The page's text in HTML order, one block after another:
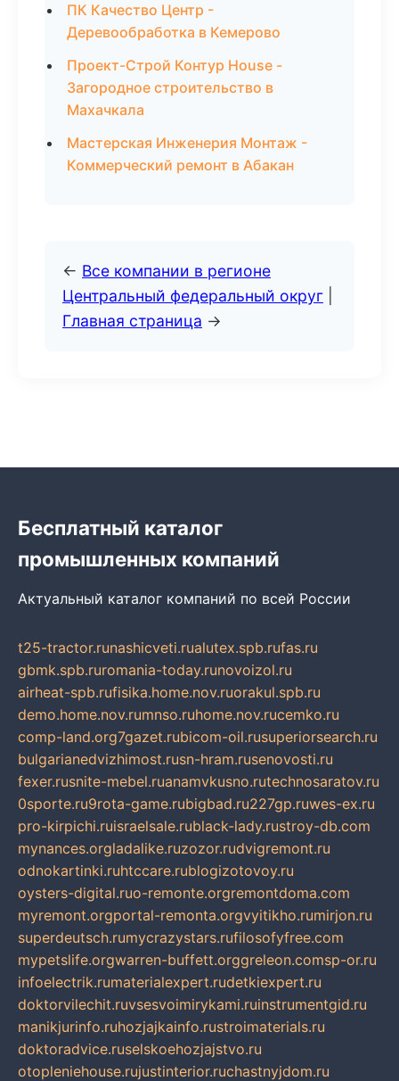
ПК Качество Центр -
Деревообработка в Кемерово
Проект-Строй Контур House -
Загородное строительство в
Махачкала
Мастерская Инженерия Монтаж -
Коммерческий ремонт в Абакан
← Все компании в регионе
Центральный федеральный округ
Главная страница →
Бесплатный каталог
промышленных компаний
Актуальный каталог компаний по всей России
t25-tractor.runashicveti.rualutex.spb.rufas.ru
gbmk.spb.ruromania-today.runovoizol.ru
airheat-spb.rufisika.home.nov.ruorakul.spb.ru
demo.home.nov.rumnso.ruhome.nov.rucemko.ru
comp-land.org7gazet.rubicom-oil.rusuperiorsearch.ru
bulgarianedvizhimost.rusn-hram.rusenovosti.ru
fexer.rusnite-mebel.ruanamvkusno.rutechnosaratov.ru
0sporte.ru9rota-game.rubigbad.ru227gp.ruwes-ex.ru
pro-kirpichi.ruisraelsale.rublack-lady.rustroy-db.com
mynances.orgladalike.ruzozor.rudvigremont.ru
odnokartinki.ruhtccare.rublogizotovoy.ru
oysters-digital.ruo-remonte.orgremontdoma.com
myremont.orgportal-remonta.orgvyitikho.rumirjon.ru
superdeutsch.rumycrazystars.rufilosofyfree.com
mypetslife.orgwarren-buffett.orggreleon.comsp-or.ru
infoelectrik.rumaterialexpert.rudetkiexpert.ru
doktorvilechit.ruvsesvoimirykami.ruinstrumentgid.ru
manikjurinfo.ruhozjajkainfo.rustroimaterials.ru
doktoradvice.ruselskoehozjajstvo.ru
otopleniehouse.rujustinterior.ruchastnyjdom.ru